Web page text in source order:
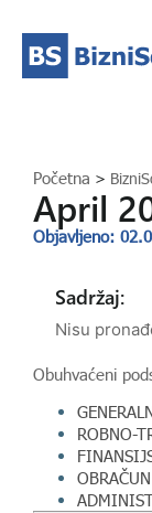
Početna >
April
Objavljeno:
Sadržaj:
Nisu
Obuhvaćeni
ROBNO-